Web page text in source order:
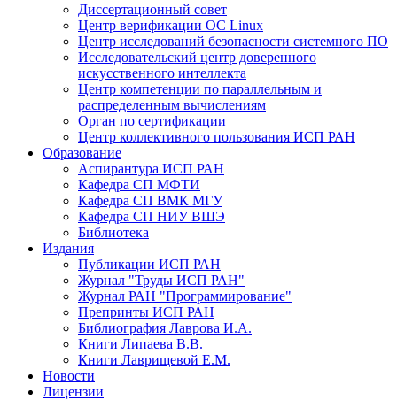
Диссертационный совет
Центр верификации ОС Linux
Центр исследований безопасности системного ПО
Исследовательский центр доверенного
искусственного интеллекта
Центр компетенции по параллельным и
распределенным вычислениям
Орган по сертификации
Центр коллективного пользования ИСП РАН
Образование
Аспирантура ИСП РАН
Кафедра СП МФТИ
Кафедра СП ВМК МГУ
Кафедра СП НИУ ВШЭ
Библиотека
Издания
Публикации ИСП РАН
Журнал "Труды ИСП РАН"
Журнал РАН "Программирование"
Препринты ИСП РАН
Библиография Лаврова И.А.
Книги Липаева В.В.
Книги Лаврищевой Е.М.
Новости
Лицензии